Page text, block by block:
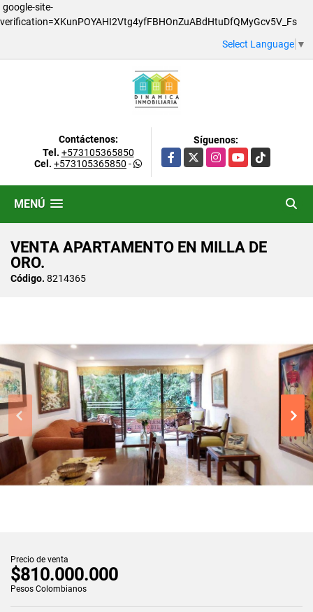
google-site-
verification=XKunPOYAHI2Vtg4yfFBHOnZuABdHtuDfQMyGcv5V_Fs
Select Language ▼
Contáctenos:
Tel. +573105365850
Cel. +573105365850 -
Síguenos:
Facebook
X InstagramYouTubeTikTok
MENÚ
VENTA APARTAMENTO EN MILLA DE
ORO.
Código. 8214365
Precio de venta
$810.000.000
Pesos Colombianos